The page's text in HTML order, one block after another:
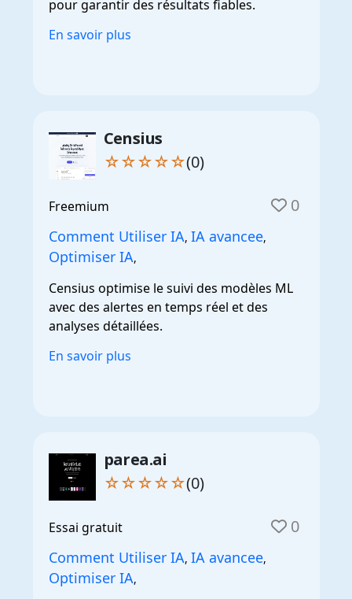
pour garantir des résultats fiables.
En savoir plus
Censius
☆☆☆☆☆(0)
Freemium 0
Comment Utiliser IA, IA avancee,
Optimiser IA,
Censius optimise le suivi des modèles ML
avec des alertes en temps réel et des
analyses détaillées.
En savoir plus
parea.ai
☆☆☆☆☆(0)
Essai gratuit 0
Comment Utiliser IA, IA avancee,
Optimiser IA,